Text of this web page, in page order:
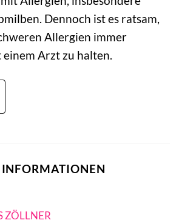
Dennoch ist es ratsam,
Allergien immer
einem Arzt zu halten.
ZÖLLNER